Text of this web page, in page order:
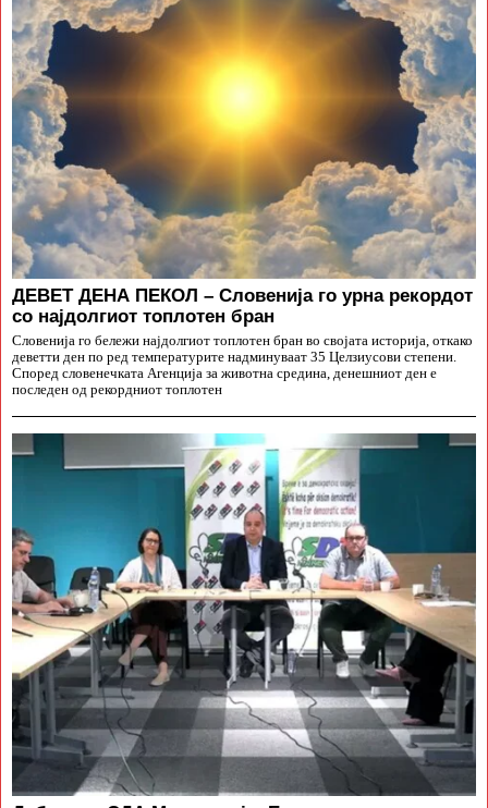
ДЕВЕТ ДЕНА ПЕКОЛ – Словенија го урна рекордот
со најдолгиот топлотен бран
Словенија го бележи најдолгиот топлотен бран во својата историја, откако
деветти ден по ред температурите надминуваат 35 Целзиусови степени.
Според словенечката Агенција за животна средина, денешниот ден е
последен од рекордниот топлотен